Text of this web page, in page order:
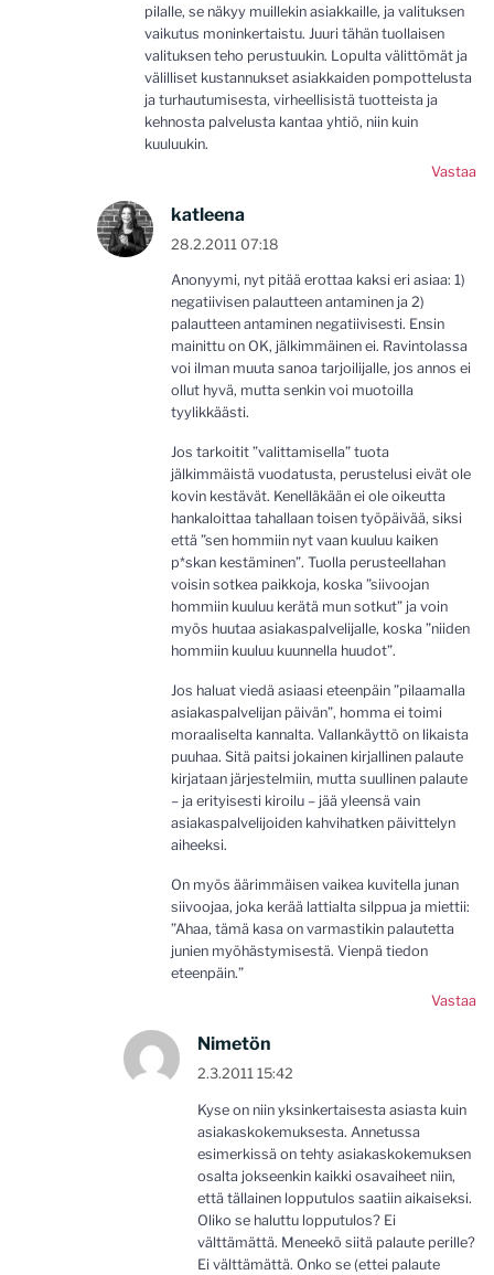
pilalle, se näkyy muillekin asiakkaille, ja valituksen
vaikutus moninkertaistu. Juuri tähän tuollaisen
valituksen teho perustuukin. Lopulta välittömät ja
välilliset kustannukset asiakkaiden pompottelusta
ja turhautumisesta, virheellisistä tuotteista ja
kehnosta palvelusta kantaa yhtiö, niin kuin
kuuluukin.
Vastaa
katleena
28.2.2011 07:18
Anonyymi, nyt pitää erottaa kaksi eri asiaa: 1)
negatiivisen palautteen antaminen ja 2)
palautteen antaminen negatiivisesti. Ensin
mainittu on OK, jälkimmäinen ei. Ravintolassa
voi ilman muuta sanoa tarjoilijalle, jos annos ei
ollut hyvä, mutta senkin voi muotoilla
tyylikkäästi.
Jos tarkoitit ”valittamisella” tuota
jälkimmäistä vuodatusta, perustelusi eivät ole
kovin kestävät. Kenelläkään ei ole oikeutta
hankaloittaa tahallaan toisen työpäivää, siksi
että ”sen hommiin nyt vaan kuuluu kaiken
p*skan kestäminen”. Tuolla perusteellahan
voisin sotkea paikkoja, koska ”siivoojan
hommiin kuuluu kerätä mun sotkut” ja voin
myös huutaa asiakaspalvelijalle, koska ”niiden
hommiin kuuluu kuunnella huudot”.
Jos haluat viedä asiaasi eteenpäin ”pilaamalla
asiakaspalvelijan päivän”, homma ei toimi
moraaliselta kannalta. Vallankäyttö on likaista
puuhaa. Sitä paitsi jokainen kirjallinen palaute
kirjataan järjestelmiin, mutta suullinen palaute
– ja erityisesti kiroilu – jää yleensä vain
asiakaspalvelijoiden kahvihatken päivittelyn
aiheeksi.
On myös äärimmäisen vaikea kuvitella junan
siivoojaa, joka kerää lattialta silppua ja miettii:
”Ahaa, tämä kasa on varmastikin palautetta
junien myöhästymisestä. Vienpä tiedon
eteenpäin.”
Vastaa
Nimetön
2.3.2011 15:42
Kyse on niin yksinkertaisesta asiasta kuin
asiakaskokemuksesta. Annetussa
esimerkissä on tehty asiakaskokemuksen
osalta jokseenkin kaikki osavaiheet niin,
että tällainen lopputulos saatiin aikaiseksi.
Oliko se haluttu lopputulos? Ei
välttämättä. Meneekö siitä palaute perille?
Ei välttämättä. Onko se (ettei palaute